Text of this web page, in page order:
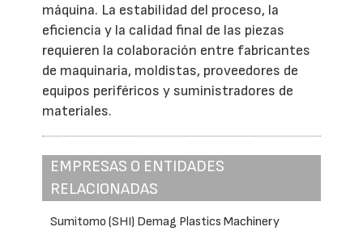
máquina. La estabilidad del proceso, la
eficiencia y la calidad final de las piezas
requieren la colaboración entre fabricantes
de maquinaria, moldistas, proveedores de
equipos periféricos y suministradores de
materiales.
EMPRESAS O ENTIDADES
RELACIONADAS
Sumitomo (SHI) Demag Plastics Machinery